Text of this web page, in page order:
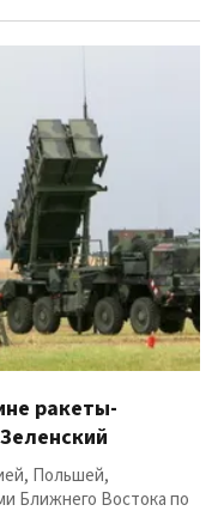
ракеты-
Польшей,
Ближнего Востока по